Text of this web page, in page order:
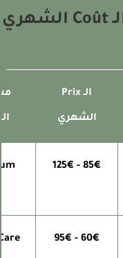
جدول مقارنة الـ Prix والـ Coût الشهري
الـ Prix
الشهري
85€ - 125€
60€ - 95€
Care